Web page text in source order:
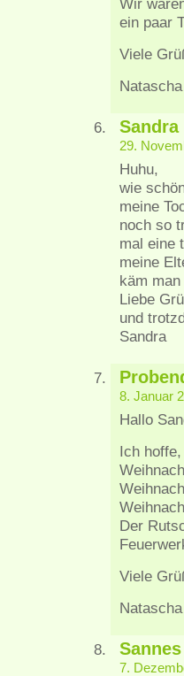
Wir
ein paar
Viele
Natascha
29.
Huhu,
wie
meine
noch so
mal eine
meine
käm
Liebe
und
Sandra
8. Januar
Hallo
Ich
Der
Viele
Natascha
7.